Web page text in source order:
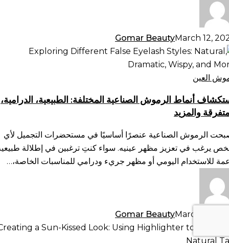
Gomar BeautyMarch 12,
العين
أنماط الرموش الصناعية المختلفة: الطبيعية، الدرامية،
والمزيد
الرموش الصناعية عنصرًا أساسيًا في مستحضرات التجميل لأي
يرغب في تعزيز مظهر عينيه. سواء كنتِ ترغبين في إطلالة
للاستخدام اليومي أو مظهر جريء ودرامي للمناسبات الخاصة،…
Gomar BeautyMarch 12,